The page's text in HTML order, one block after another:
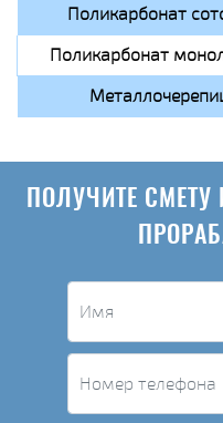
Поликарбонат
Поликарбонат
ПОЛУЧИТЕ